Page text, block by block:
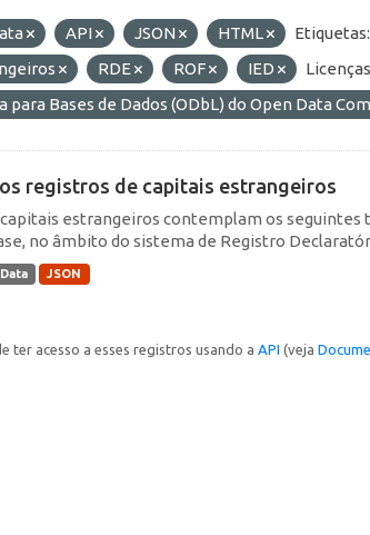
API JSON HTML
Etiquetas:
RDE ROF IED
para Bases de Dados (ODbL) do Open Data
registros de capitais estrangeiros
estrangeiros contemplam os seguintes
no âmbito do sistema de Registro
JSON
ter acesso a esses registros usando a API (veja